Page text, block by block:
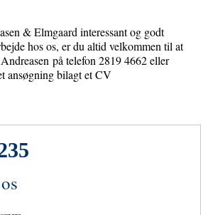
& Elmgaard interessant og godt
hos os, er du altid velkommen til at
på telefon 2819 4662 eller
ansøgning bilagt et CV